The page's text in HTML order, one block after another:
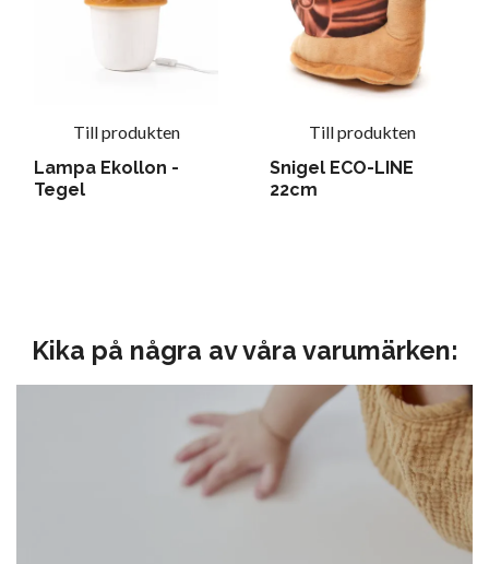
Till produkten
Lampa Ekollon -
Tegel
Till produkten
Snigel ECO-LINE
22cm
Kika på några av våra varumärken: